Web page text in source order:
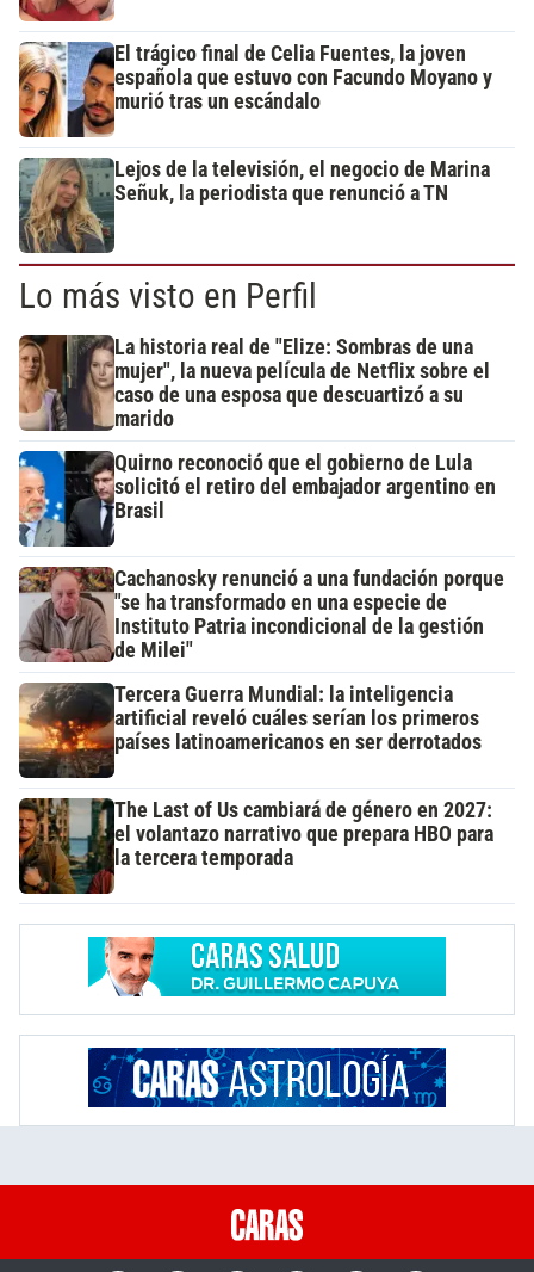
El trágico final de Celia Fuentes, la joven
española que estuvo con Facundo Moyano y
murió tras un escándalo
Lejos de la televisión, el negocio de Marina
Señuk, la periodista que renunció a TN
Lo más visto en Perfil
La historia real de "Elize: Sombras de una
mujer", la nueva película de Netflix sobre el
caso de una esposa que descuartizó a su
marido
Quirno reconoció que el gobierno de Lula
solicitó el retiro del embajador argentino en
Brasil
Cachanosky renunció a una fundación porque
"se ha transformado en una especie de
Instituto Patria incondicional de la gestión
de Milei"
Tercera Guerra Mundial: la inteligencia
artificial reveló cuáles serían los primeros
países latinoamericanos en ser derrotados
The Last of Us cambiará de género en 2027:
el volantazo narrativo que prepara HBO para
la tercera temporada